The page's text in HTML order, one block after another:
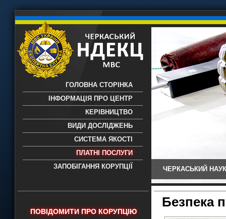
науково-дослідний експертно-
- проведення всих видів судових
експертиз
ГОЛОВНА СТОРІНКА
ІНФОРМАЦІЯ ПРО ЦЕНТР
КЕРІВНИЦТВО
ВИДИ ДОСЛІДЖЕНЬ
СИСТЕМА ЯКОСТІ
ПЛАТНІ ПОСЛУГИ
ЗАПОБІГАННЯ КОРУПЦІЇ
ЧЕРКАСЬКИЙ
ПОВІДОМИТИ ПРО КОРУПЦІЮ
Безпека